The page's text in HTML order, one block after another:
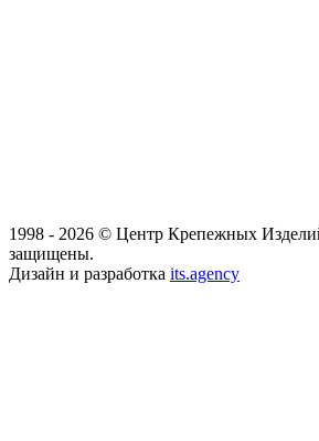
1998 - 2026 © Центр Крепежных
защищены.
Дизайн и разработка its.agency